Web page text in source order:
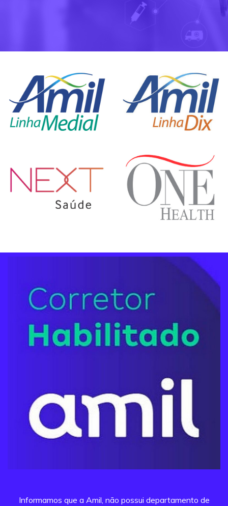
Informamos que a Amil, não possui departamento de